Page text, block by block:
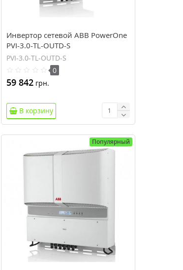
Инвертор сетевой ABB PowerOne
PVI-3.0-TL-OUTD-S
PVI-3.0-TL-OUTD-S
0
59 842 грн.
В корзину
Популярный